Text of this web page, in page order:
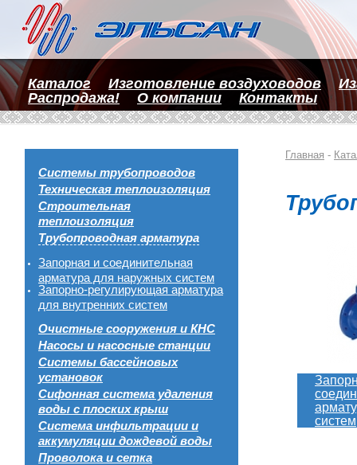
Каталог Изготовление воздуховодов
Распродажа!
О компании Контакты
Системы трубопроводов
Техническая теплоизоляция
Строительная
теплоизоляция
Трубопроводная арматура
Запорная и соединительная
арматура для наружных систем
Запорно-регулирующая арматура
для внутренних систем
Очистные сооружения и КНС
Насосы и насосные станции
Системы бассейновых
установок
Сифонная система удаления
воды с плоских крыш
Система инфильтрации и
аккумуляции дождевой воды
Проволока и сетка
Главная -
систем